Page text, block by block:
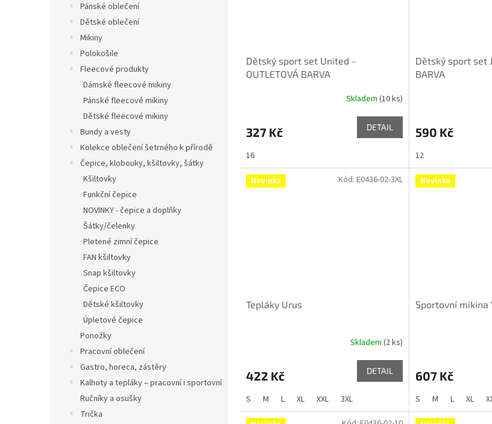
Pánské oblečení
Dětské oblečení
Mikiny
Polokošile
Fleecové produkty
Dámské fleecové mikiny
Pánské fleecové mikiny
Dětské fleecové mikiny
Bundy a vesty
Kolekce oblečení šetrného k přírodě
Čepice, klobouky, kšiltovky, šátky
Kšiltovky
Funkční čepice
NOVINKY - čepice a doplňky
Šátky/čelenky
Pletené zimní čepice
FAN kšiltovky
Snap kšiltovky
Čepice ECO
Dětské kšiltovky
Úpletové čepice
Ponožky
Pracovní oblečení
Gastro, horeca, zástěry
Kalhoty a tepláky – pracovní i sportovní
Ručníky a osušky
Trička
Dětský sport set United -
OUTLETOVÁ BARVA
Skladem (10 ks)
327 Kč DETAIL
16
Dětský sport set
BARVA
590 Kč
12
Novinka
Tepláky Urus
Skladem (2 ks)
422 Kč DETAIL
S M L XL XXL 3XL
Kód: E0436-02-3XL Novinka
Sportovní mikina
607 Kč
S M L XL